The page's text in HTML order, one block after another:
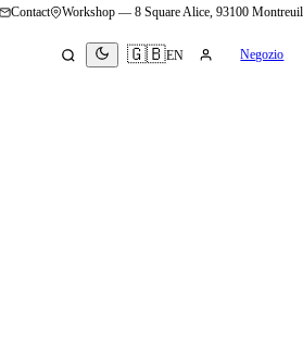
Contact Workshop — 8 Square Alice, 93100 Montreuil
🇬🇧EN Negozio